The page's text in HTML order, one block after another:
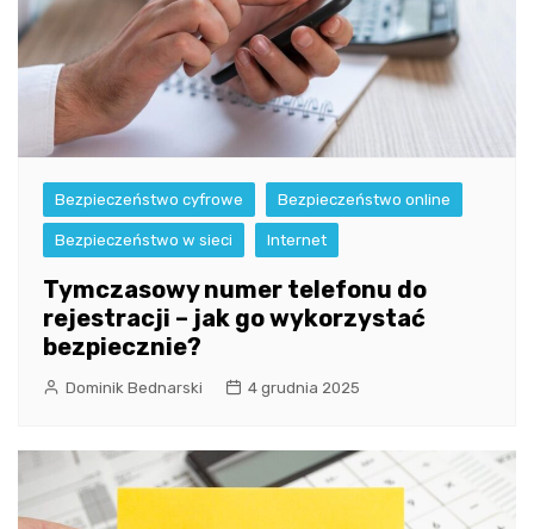
Bezpieczeństwo cyfrowe Bezpieczeństwo online
Bezpieczeństwo w sieci Internet
Tymczasowy numer telefonu do
rejestracji – jak go wykorzystać
bezpiecznie?
Dominik Bednarski 4 grudnia 2025